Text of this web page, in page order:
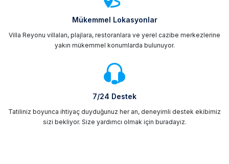
Mükemmel Lokasyonlar
Villa Reyonu villaları, plajlara, restoranlara ve yerel cazibe merkezlerine
yakın mükemmel konumlarda bulunuyor.
7/24 Destek
Tatiliniz boyunca ihtiyaç duyduğunuz her an, deneyimli destek ekibimiz
sizi bekliyor. Size yardımcı olmak için buradayız.